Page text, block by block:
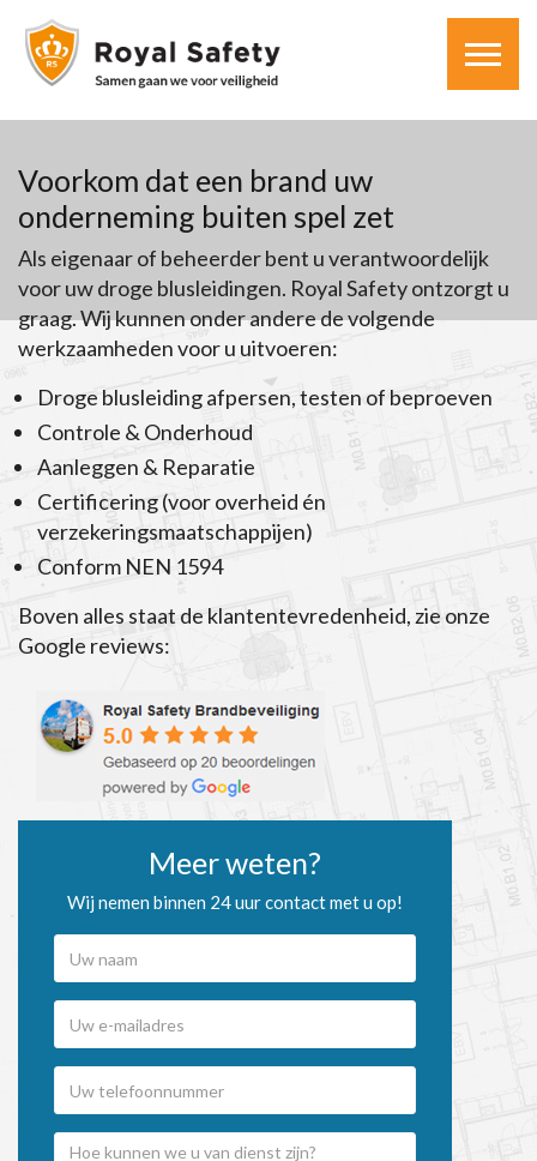
Voorkom dat een brand uw
onderneming buiten spel zet
Als eigenaar of beheerder bent u verantwoordelijk
voor uw droge blusleidingen. Royal Safety ontzorgt u
graag. Wij kunnen onder andere de volgende
werkzaamheden voor u uitvoeren:
Droge blusleiding afpersen, testen of beproeven
Controle & Onderhoud
Aanleggen & Reparatie
Certificering (voor overheid én
verzekeringsmaatschappijen)
Conform NEN 1594
Boven alles staat de klantentevredenheid, zie onze
Google reviews:
Meer weten?
Wij nemen binnen 24 uur contact met u op!